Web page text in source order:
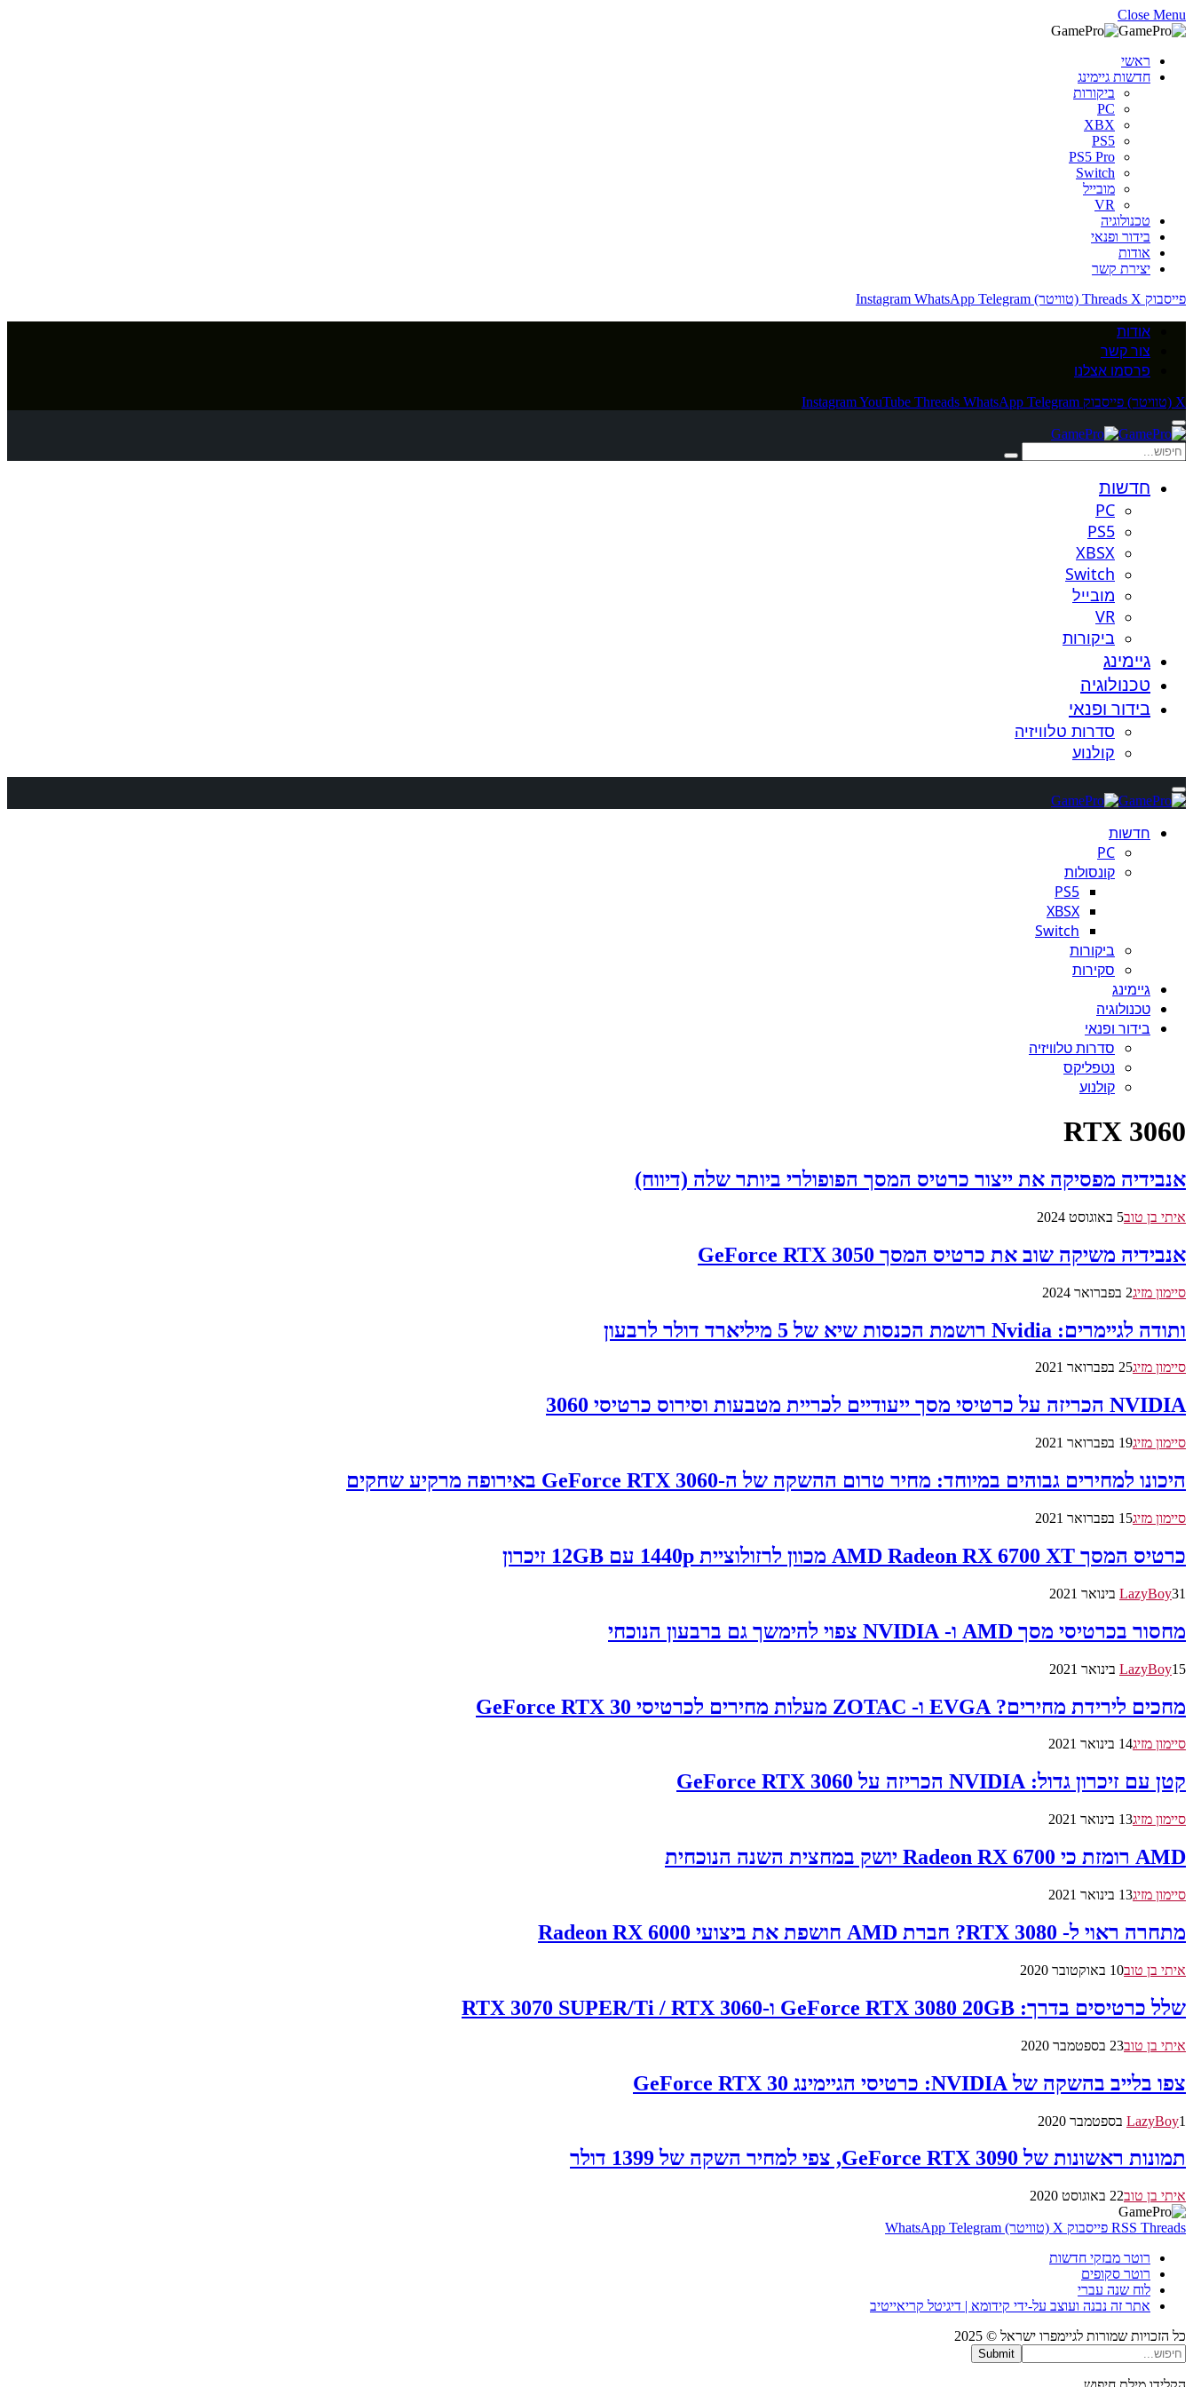
Close Menu
ראשי
חדשות גיימינג
ביקורות
PC
XBX
PS5
PS5 Pro
Switch
מובייל
VR
טכנולוגיה
בידור ופנאי
אודות
יצירת קשר
פייסבוק
Threads X (טוויטר) Instagram WhatsApp Telegram
אודות
צור קשר
פרסמו אצלנו
X (טוויטר) פייסבוק InstagramYouTube Threads WhatsApp Telegram
חדשות
PC
PS5
XBSX
Switch
מובייל
VR
ביקורות
גיימינג
טכנולוגיה
בידור ופנאי
סדרות טלוויזיה
קולנוע
חדשות
PC
קונסולות
PS5
XBSX
Switch
ביקורות
סקירות
גיימינג
טכנולוגיה
בידור ופנאי
סדרות טלוויזיה
נטפליקס
קולנוע
RTX 3060
אנבידיה מפסיקה את ייצור כרטיס המסך הפופולרי ביותר שלה (דיווח)
איתי בן טוב5 באוגוסט 2024
אנבידיה משיקה שוב את כרטיס המסך GeForce RTX 3050
סיימון מזיג2 בפברואר 2024
ותודה לגיימרים: Nvidia רושמת הכנסות שיא של 5 מיליארד דולר לרבעון
סיימון מזיג25 בפברואר 2021
NVIDIA הכריזה על כרטיסי מסך ייעודיים לכריית מטבעות וסירוס כרטיסי 3060
סיימון מזיג19 בפברואר 2021
היכונו למחירים גבוהים במיוחד: מחיר טרום ההשקה של ה-GeForce RTX 3060 באירופה מרקיע שחקים
סיימון מזיג15 בפברואר 2021
כרטיס המסך AMD Radeon RX 6700 XT מכוון לרזולוציית 1440p עם 12GB זיכרון
LazyBoy31 בינואר 2021
מחסור בכרטיסי מסך AMD ו- NVIDIA צפוי להימשך גם ברבעון הנוכחי
LazyBoy15 בינואר 2021
מחכים לירידת מחירים? EVGA ו- ZOTAC מעלות מחירים לכרטיסי GeForce RTX 30
סיימון מזיג14 בינואר 2021
קטן עם זיכרון גדול: NVIDIA הכריזה על GeForce RTX 3060
סיימון מזיג13 בינואר 2021
AMD רומזת כי Radeon RX 6700 יושק במחצית השנה הנוכחית
סיימון מזיג13 בינואר 2021
מתחרה ראוי ל- RTX 3080? חברת AMD חושפת את ביצועי Radeon RX 6000
איתי בן טוב10 באוקטובר 2020
שלל כרטיסים בדרך: GeForce RTX 3080 20GB ו-RTX 3070 SUPER/Ti / RTX 3060
איתי בן טוב23 בספטמבר 2020
צפו בלייב בהשקה של NVIDIA: כרטיסי הגיימינג GeForce RTX 30
LazyBoy1 בספטמבר 2020
תמונות ראשונות של GeForce RTX 3090, צפי למחיר השקה של 1399 דולר
איתי בן טוב22 באוגוסט 2020
RSS Threads פייסבוק X (טוויטר) WhatsApp Telegram
רוטר מבזקי חדשות
רוטר סקופים
לוח שנה עברי
אתר זה נבנה ועוצב על-ידי קידומא | דיגיטל קריאייטיב
כל הזכויות שמורות לגיימפרו ישראל © 2025
Submit